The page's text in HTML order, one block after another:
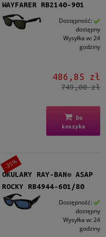
WAYFARER RB2140-901
Dostępność:
dostępny
Wysyłka w: 24
godziny
486,85 zł
749,00 zł
Do
koszyka
OKULARY RAY-BAN® ASAP
ROCKY RB4944-601/80
Dostępność:
dostępny
Wysyłka w: 24
godziny
-35%